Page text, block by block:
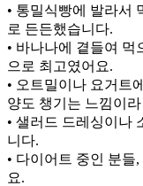
• 통밀식빵에 발라서
로 든든했습니다.
• 바나나에 곁들여
으로 최고였어요.
• 오트밀이나 요거트
양도 챙기는 느낌이
• 샐러드 드레싱이나
니다.
• 다이어트 중인 분들
요.